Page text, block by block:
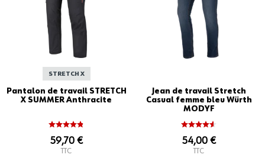
STRETCH X
Pantalon de travail STRETCH
X SUMMER Anthracite
59,70 €
TTC
Jean de travail Stretch
Casual femme bleu Würth
MODYF
54,00 €
TTC